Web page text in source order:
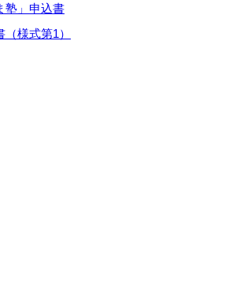
塾」申込書
様式第1）